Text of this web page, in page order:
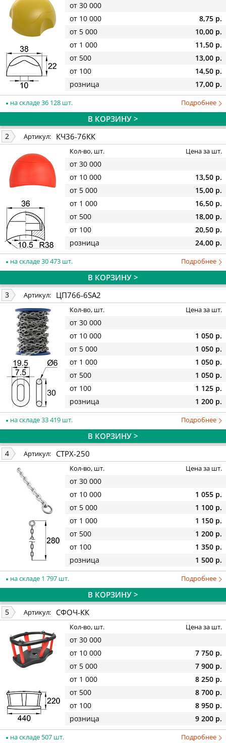
от 30 000
от 10 000
8,75 р.
от 5 000
10,00 р.
от 1 000
11,50 р.
от 500
13,00 р.
от 100
14,50 р.
розница
17,00 р.
на складе 36 128 шт. Подробнее
В КОРЗИНУ >
2 Артикул: КЧ36-76КК
Кол-во, шт. Цена за шт.
от 30 000
от 10 000
13,50 р.
от 5 000
15,00 р.
от 1 000
16,50 р.
от 500
18,00 р.
от 100
20,50 р.
розница
24,00 р.
на складе 30 473 шт. Подробнее
В КОРЗИНУ >
3 Артикул: ЦП766-6SА2
Кол-во, шт. Цена за шт.
от 30 000
от 10 000
1 050 р.
от 5 000
1 050 р.
от 1 000
1 050 р.
от 500
1 050 р.
от 100
1 125 р.
розница
1 200 р.
на складе 33 419 шт. Подробнее
В КОРЗИНУ >
4 Артикул: СТРХ-250
Кол-во, шт. Цена за шт.
от 30 000
от 10 000
1 055 р.
от 5 000
1 100 р.
от 1 000
1 150 р.
от 500
1 200 р.
от 100
1 350 р.
розница
1 500 р.
на складе 1 797 шт. Подробнее
В КОРЗИНУ >
5 Артикул: СФОЧ-КК
Кол-во, шт. Цена за шт.
от 30 000
от 10 000
7 750 р.
от 5 000
7 900 р.
от 1 000
8 250 р.
от 500
8 700 р.
от 100
8 950 р.
розница
9 200 р.
на складе 507 шт. Подробнее